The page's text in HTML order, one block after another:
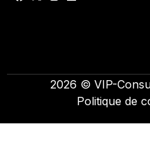
2026 © VIP-
Politique de